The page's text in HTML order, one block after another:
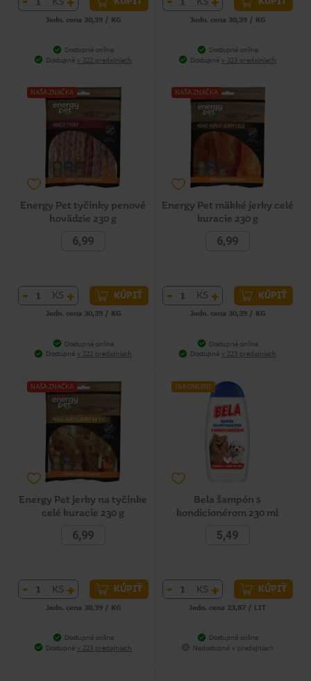
Jedn. cena 30,39 / KG
Dostupné online
Dostupné v 222 predajniach
Jedn. cena 30,39 / KG
Dostupné online
Dostupné v 223 predajniach
NAŠA ZNAČKA
Energy Pet tyčinky penové
hovädzie 230 g
6,99
- KS + KÚPIŤ
Jedn. cena 30,39 / KG
Dostupné online
Dostupné v 222 predajniach
NAŠA ZNAČKA
Energy Pet mäkké jerky celé
kuracie 230 g
6,99
- KS + KÚPIŤ
Jedn. cena 30,39 / KG
Dostupné online
Dostupné v 223 predajniach
NAŠA ZNAČKA
Energy Pet jerky na tyčinke
celé kuracie 230 g
6,99
- KS + KÚPIŤ
Jedn. cena 30,39 / KG
Dostupné online
Dostupné v 223 predajniach
IBA ONLINE
Bela šampón s
kondicionérom 230 ml
5,49
- KS + KÚPIŤ
Jedn. cena 23,87 / LIT
Dostupné online
Nedostupné v predajniach